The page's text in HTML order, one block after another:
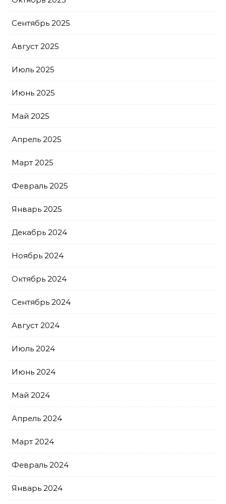
Сентябрь 2025
Август 2025
Июль 2025
Июнь 2025
Май 2025
Апрель 2025
Март 2025
Февраль 2025
Январь 2025
Декабрь 2024
Ноябрь 2024
Октябрь 2024
Сентябрь 2024
Август 2024
Июль 2024
Июнь 2024
Май 2024
Апрель 2024
Март 2024
Февраль 2024
Январь 2024